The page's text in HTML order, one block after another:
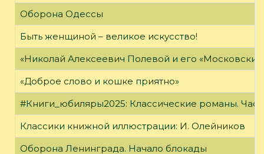
Оборона Одессы
Быть женщиной – великое искусство!
«Николай Алексеевич Полевой и его «Московский
«Доброе слово и кошке приятно»
#Книги_юбиляры2025: Классические романы.
Классики книжной иллюстрации: И. Олейников
Оборона Ленинграда. Начало блокады